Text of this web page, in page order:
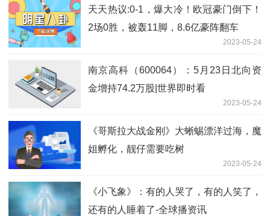
天天热议:0-1，爆大冷！欧冠豪门倒下！
2场0胜，被轰11脚，8.6亿豪阵翻车
2023-05-24
南京高科（600064）：5月23日北向资
金增持74.2万股|世界即时看
2023-05-24
《哥斯拉大战金刚》大蜥蜴漂洋过海，魔
姐孵化，靓仔需要吃树
2023-05-24
《小飞象》：有的人哭了，有的人笑了，
还有的人睡着了-全球播资讯